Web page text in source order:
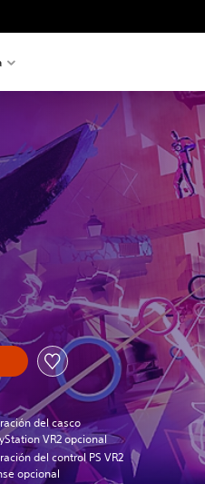
del casco
VR2 opcional
del control PS VR2
opcional